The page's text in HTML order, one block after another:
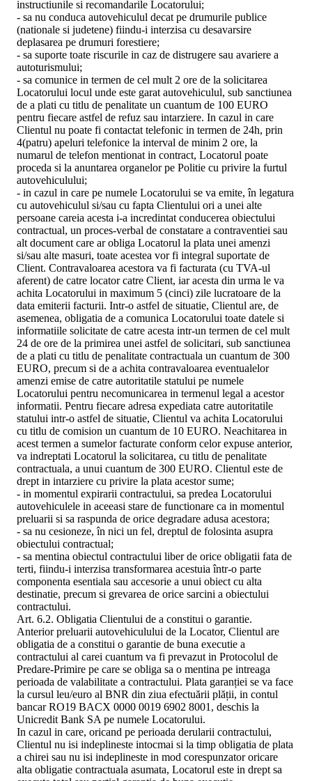
instructiunile si recomandarile Locatorului;
- sa nu conduca autovehiculul decat pe drumurile publice
(nationale si judetene) fiindu-i interzisa cu desavarsire
deplasarea pe drumuri forestiere;
- sa suporte toate riscurile in caz de distrugere sau avariere a
autoturismului;
- sa comunice in termen de cel mult 2 ore de la solicitarea
Locatorului locul unde este garat autovehiculul, sub sanctiunea
de a plati cu titlu de penalitate un cuantum de 100 EURO
pentru fiecare astfel de refuz sau intarziere. In cazul in care
Clientul nu poate fi contactat telefonic in termen de 24h, prin
4(patru) apeluri telefonice la interval de minim 2 ore, la
numarul de telefon mentionat in contract, Locatorul poate
proceda si la anuntarea organelor pe Politie cu privire la furtul
autovehiculului;
- in cazul in care pe numele Locatorului se va emite, în legatura
cu autovehiculul si/sau cu fapta Clientului ori a unei alte
persoane careia acesta i-a incredintat conducerea obiectului
contractual, un proces-verbal de constatare a contraventiei sau
alt document care ar obliga Locatorul la plata unei amenzi
si/sau alte masuri, toate acestea vor fi integral suportate de
Client. Contravaloarea acestora va fi facturata (cu TVA-ul
aferent) de catre locator catre Client, iar acesta din urma le va
achita Locatorului in maximum 5 (cinci) zile lucratoare de la
data emiterii facturii. Intr-o astfel de situatie, Clientul are, de
asemenea, obligatia de a comunica Locatorului toate datele si
informatiile solicitate de catre acesta intr-un termen de cel mult
24 de ore de la primirea unei astfel de solicitari, sub sanctiunea
de a plati cu titlu de penalitate contractuala un cuantum de 300
EURO, precum si de a achita contravaloarea eventualelor
amenzi emise de catre autoritatile statului pe numele
Locatorului pentru necomunicarea in termenul legal a acestor
informatii. Pentru fiecare adresa expediata catre autoritatile
statului intr-o astfel de situatie, Clientul va achita Locatorului
cu titlu de comision un cuantum de 10 EURO. Neachitarea in
acest termen a sumelor facturate conform celor expuse anterior,
va indreptati Locatorul la solicitarea, cu titlu de penalitate
contractuala, a unui cuantum de 300 EURO. Clientul este de
drept in intarziere cu privire la plata acestor sume;
- in momentul expirarii contractului, sa predea Locatorului
autovehiculele in aceeasi stare de functionare ca in momentul
preluarii si sa raspunda de orice degradare adusa acestora;
- sa nu cesioneze, în nici un fel, dreptul de folosinta asupra
obiectului contractual;
- sa mentina obiectul contractului liber de orice obligatii fata de
terti, fiindu-i interzisa transformarea acestuia într-o parte
componenta esentiala sau accesorie a unui obiect cu alta
destinatie, precum si grevarea de orice sarcini a obiectului
contractului.
Art. 6.2. Obligatia Clientului de a constitui o garantie.
Anterior preluarii autovehiculului de la Locator, Clientul are
obligatia de a constitui o garantie de buna executie a
contractului al carei cuantum va fi prevazut in Protocolul de
Predare-Primire pe care se obliga sa o mentina pe intreaga
perioada de valabilitate a contractului. Plata garanției se va face
la cursul leu/euro al BNR din ziua efectuării plății, in contul
bancar RO19 BACX 0000 0019 6902 8001, deschis la
Unicredit Bank SA pe numele Locatorului.
In cazul in care, oricand pe perioada derularii contractului,
Clientul nu isi indeplineste intocmai si la timp obligatia de plata
a chirei sau nu isi indeplineste in mod corespunzator oricare
alta obligatie contractuala asumata, Locatorul este in drept sa